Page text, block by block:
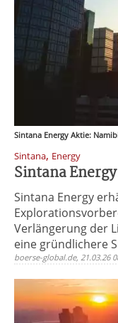
Sintana Energy Aktie:
Sintana, Energy
Sintana
Sintana Energy
Verlängerung der
eine gründlichere
boerse-global.de, 21.03.26